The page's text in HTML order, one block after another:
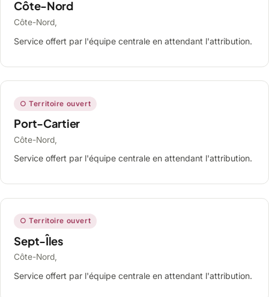
Côte-Nord
Côte-Nord,
Service offert par l'équipe centrale en attendant l'attribution.
○ Territoire ouvert
Port-Cartier
Côte-Nord,
Service offert par l'équipe centrale en attendant l'attribution.
○ Territoire ouvert
Sept-Îles
Côte-Nord,
Service offert par l'équipe centrale en attendant l'attribution.